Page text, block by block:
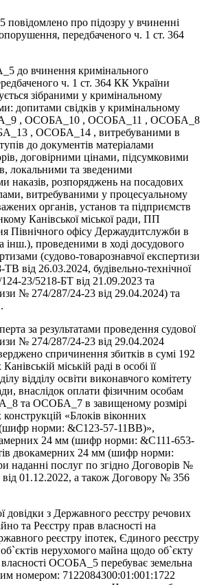
про підозру у вчиненні
передбаченого ч. 1 ст. 364
до вчинення кримінального
ч. 1 ст. 364 КК України
зібраними у кримінальному
допитами свідків у кримінальному
, ОСОБА_10 , ОСОБА_11 , ОСОБА_8
, ОСОБА_14 , витребуваними в
до документів матеріалами
договірними цінами, підсумковими
локальними та зведеними
наказів, розпоряджень на посадових
витребуваними у процесуальному
органів, установ та підприємств
Канівської міської ради, ПП
Північного офісу Держаудитслужби в
інш.), проведеними в ході досудового
(судово-товарознавчої експертизи
від 26.03.2024, будівельно-технічної
23/5218-БТ від 21.09.2023 та
№ 274/287/24-23 від 29.04.2024) та
за результатами проведення судової
№ 274/287/24-23 від 29.04.2024
спричинення збитків в сумі 192
міській раді в особі її
відділу освіти виконавчого комітету
внаслідок оплати фізичним особам
та ОСОБА_7 в завищеному розмірі
конструкцій «Блоків віконних
(шифр норми: &С123-57-11ВВ)»,
24 мм (шифр норми: &С111-653-
двокамерних 24 мм (шифр норми:
наданні послуг по згідно Договорів №
01.12.2022, а також Договору № 356
довідки з Державного реєстру речових
та Реєстру прав власності на
реєстру іпотек, Єдиного реєстру
нерухомого майна щодо об`єкту
ОСОБА_5 перебуває земельна
номером: 7122084300:01:001:1722